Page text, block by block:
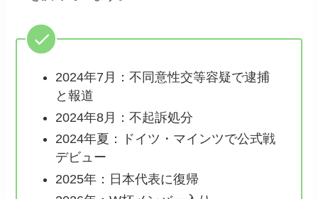
2024年7月：不同意性交等容疑で逮捕
と報道
2024年8月：不起訴処分
2024年夏：ドイツ・マインツで公式戦
デビュー
2025年：日本代表に復帰